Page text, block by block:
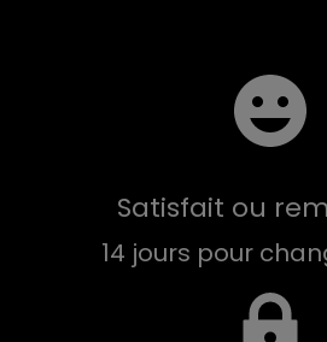
Satisfait ou
14 jours pour